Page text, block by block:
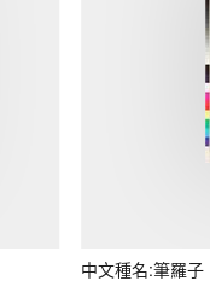
中文種名:筆羅子